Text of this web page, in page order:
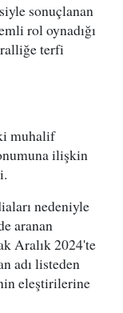
sonuçlanan
rol oynadığı
terfi
muhalif
ilişkin
nedeniyle
aranan
Aralık 2024'te
adı listeden
eleştirilerine